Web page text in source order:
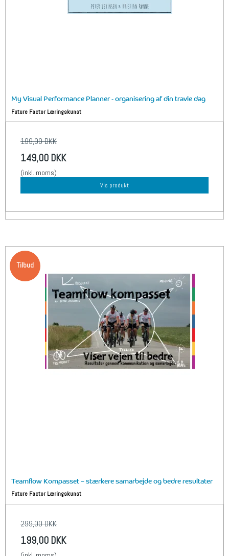
My Visual Performance Planner - organisering af din travle dag
Future Factor Læringskunst
199,00 DKK
149,00 DKK
(inkl. moms)
Vis produkt
Tilbud
Teamflow Kompasset – stærkere samarbejde og bedre resultater
Future Factor Læringskunst
299,00 DKK
199,00 DKK